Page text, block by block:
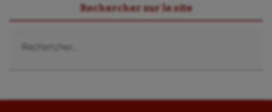
Rechercher sur le site